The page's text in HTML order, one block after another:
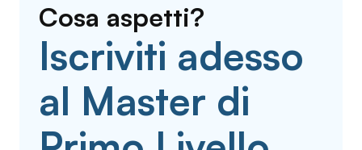
Cosa aspetti?
Iscriviti adesso
al Master di